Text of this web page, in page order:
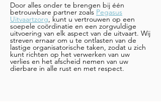
Door alles onder te brengen bij één
betrouwbare partner zoals Pegasus
Uitvaartzorg, kunt u vertrouwen op een
soepele coördinatie en een zorgvuldige
uitvoering van elk aspect van de uitvaart. Wij
streven ernaar om u te ontlasten van de
lastige organisatorische taken, zodat u zich
kunt richten op het verwerken van uw
verlies en het afscheid nemen van uw
dierbare in alle rust en met respect.